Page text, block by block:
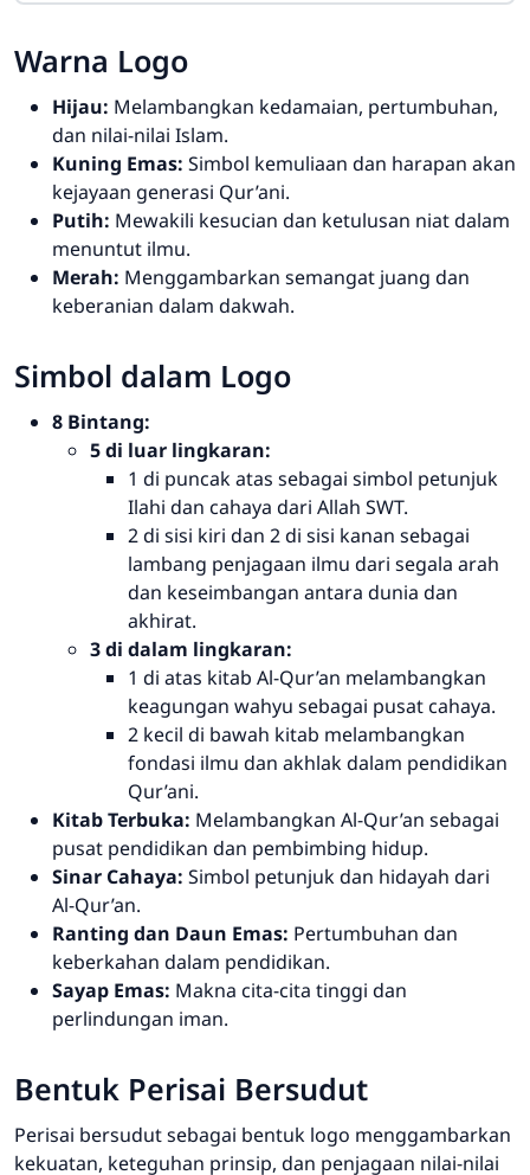
Warna Logo
Hijau: Melambangkan kedamaian, pertumbuhan,
dan nilai-nilai Islam.
Kuning Emas: Simbol kemuliaan dan harapan akan
kejayaan generasi Qur’ani.
Putih: Mewakili kesucian dan ketulusan niat dalam
menuntut ilmu.
Merah: Menggambarkan semangat juang dan
keberanian dalam dakwah.
Simbol dalam Logo
8 Bintang:
5 di luar lingkaran:
1 di puncak atas sebagai simbol petunjuk
Ilahi dan cahaya dari Allah SWT.
2 di sisi kiri dan 2 di sisi kanan sebagai
lambang penjagaan ilmu dari segala arah
dan keseimbangan antara dunia dan
akhirat.
3 di dalam lingkaran:
1 di atas kitab Al-Qur’an melambangkan
keagungan wahyu sebagai pusat cahaya.
2 kecil di bawah kitab melambangkan
fondasi ilmu dan akhlak dalam pendidikan
Qur’ani.
Kitab Terbuka: Melambangkan Al-Qur’an sebagai
pusat pendidikan dan pembimbing hidup.
Sinar Cahaya: Simbol petunjuk dan hidayah dari
Al-Qur’an.
Ranting dan Daun Emas: Pertumbuhan dan
keberkahan dalam pendidikan.
Sayap Emas: Makna cita-cita tinggi dan
perlindungan iman.
Bentuk Perisai Bersudut
Perisai bersudut sebagai bentuk logo menggambarkan
kekuatan, keteguhan prinsip, dan penjagaan nilai-nilai